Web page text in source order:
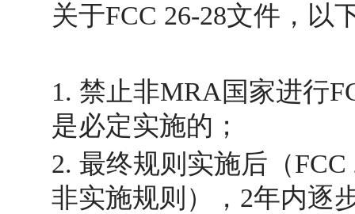
关于FCC 26-28文件，以
1. 禁止非MRA国家进行
是必定实施的；
2. 最终规则实施后（
非实施规则），2年内逐